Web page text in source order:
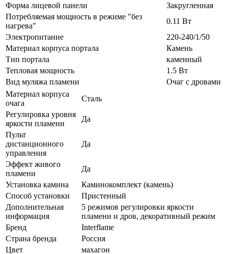
Форма лицевой панели
Закругленная
Потребляемая мощность в режиме "без
нагрева"
0.11 Вт
Электропитание
220-240/1/50
Материал корпуса портала
Камень
Тип портала
каменный
Тепловая мощность
1.5 Вт
Вид муляжа пламени
Очаг с дровами
Материал корпуса
очага
Сталь
Регулировка уровня
яркости пламени
Да
Пульт
дистанционного
управления
Да
Эффект живого
пламени
Да
Установка камина
Каминокомплект (камень)
Способ установки
Пристенный
Дополнительная
информация
5 режимов регулировки яркости
пламени и дров, декоративный режим
Бренд
Interflame
Страна бренда
Россия
Цвет
махагон